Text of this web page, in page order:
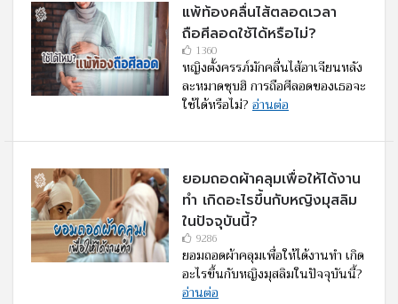
แพ้ท้องคลื่นไส้ตลอดเวลา
ถือศีลอดใช้ได้หรือไม่?
1360
หญิงตั้งครรภ์มักคลื่นไส้อาเจียนหลัง
ละหมาดซุบฮิ การถือศีลอดของเธอจะ
ใช้ได้หรือไม่? อ่านต่อ
ยอมถอดผ้าคลุมเพื่อให้ได้งาน
ทำ เกิดอะไรขึ้นกับหญิงมุสลิม
ในปัจจุบันนี้?
9286
ยอมถอดผ้าคลุมเพื่อให้ได้งานทำ เกิด
อะไรขึ้นกับหญิงมุสลิมในปัจจุบันนี้?
อ่านต่อ